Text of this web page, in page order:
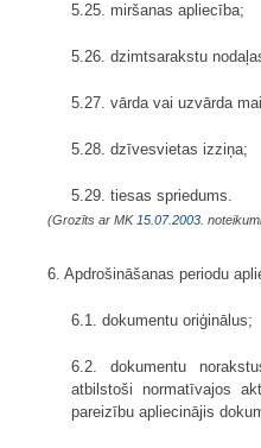
5.25. miršanas apliecība;
5.26. dzimtsarakstu
5.27. vārda vai uzvārda
5.28. dzīvesvietas izziņa;
5.29. tiesas spriedums.
(Grozīts ar MK 15.07.2003.
6. Apdrošināšanas periodu
6.1. dokumentu oriģinālus;
6.2. dokumentu
atbilstoši normatīvajos
pareizību apliecinājis